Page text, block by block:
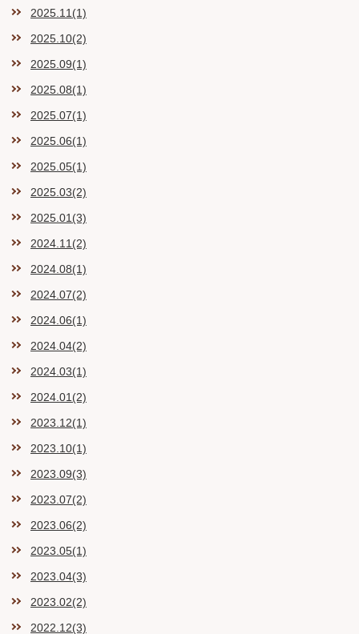
2025.11(1)
2025.10(2)
2025.09(1)
2025.08(1)
2025.07(1)
2025.06(1)
2025.05(1)
2025.03(2)
2025.01(3)
2024.11(2)
2024.08(1)
2024.07(2)
2024.06(1)
2024.04(2)
2024.03(1)
2024.01(2)
2023.12(1)
2023.10(1)
2023.09(3)
2023.07(2)
2023.06(2)
2023.05(1)
2023.04(3)
2023.02(2)
2022.12(3)